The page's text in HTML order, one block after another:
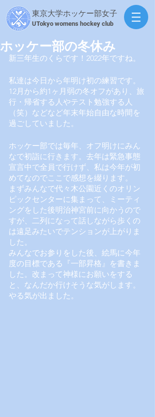
東京大学ホッケー部女子
​UTokyo womens hockey club
ホッケー部の冬休み
新三年生のくらです！2022年ですね。
私達は今日から年明け初の練習です。
12月から約1ヶ月弱の冬オフがあり、旅
行・帰省する人やテスト勉強する人
（笑）などなど年末年始自由な時間を
過ごしていました。
ホッケー部では毎年、オフ明けにみん
なで初詣に行きます。去年は緊急事態
宣言中で全員で行けず、私は今年が初
めてなのでここで感想を綴ります。
まずみんなで代々木公園近くのオリン
ピックセンターに集まって、ミーティ
ングをした後明治神宮前に向かうので
すが、二列になって話しながら歩くの
は遠足みたいでテンションが上がりま
した。
みんなでお参りをした後、絵馬に今年
度の目標である『一部昇格』を書きま
した。改まって神様にお願いをする
と、なんだか行けそうな気がします。
やる気が出ました。